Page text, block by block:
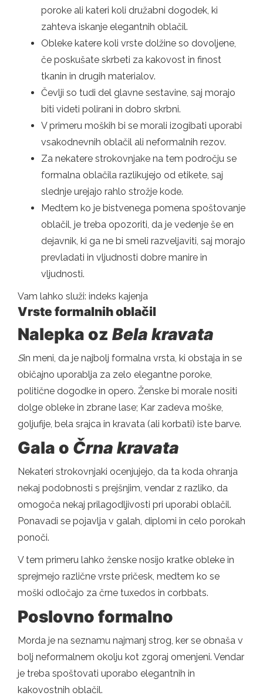
poroke ali kateri koli družabni dogodek, ki
zahteva iskanje elegantnih oblačil.
Obleke katere koli vrste dolžine so dovoljene,
če poskušate skrbeti za kakovost in finost
tkanin in drugih materialov.
Čevlji so tudi del glavne sestavine, saj morajo
biti videti polirani in dobro skrbni.
V primeru moških bi se morali izogibati uporabi
vsakodnevnih oblačil ali neformalnih rezov.
Za nekatere strokovnjake na tem področju se
formalna oblačila razlikujejo od etikete, saj
slednje urejajo rahlo strožje kode.
Medtem ko je bistvenega pomena spoštovanje
oblačil, je treba opozoriti, da je vedenje še en
dejavnik, ki ga ne bi smeli razveljaviti, saj morajo
prevladati in vljudnosti dobre manire in
vljudnosti.
Vam lahko služi: indeks kajenja
Vrste formalnih oblačil
Nalepka oz Bela kravata
Sin meni, da je najbolj formalna vrsta, ki obstaja in se
običajno uporablja za zelo elegantne poroke,
politične dogodke in opero. Ženske bi morale nositi
dolge obleke in zbrane lase; Kar zadeva moške,
goljufije, bela srajca in kravata (ali korbati) iste barve.
Gala o Črna kravata
Nekateri strokovnjaki ocenjujejo, da ta koda ohranja
nekaj podobnosti s prejšnjim, vendar z razliko, da
omogoča nekaj prilagodljivosti pri uporabi oblačil.
Ponavadi se pojavlja v galah, diplomi in celo porokah
ponoči.
V tem primeru lahko ženske nosijo kratke obleke in
sprejmejo različne vrste pričesk, medtem ko se
moški odločajo za črne tuxedos in corbbats.
Poslovno formalno
Morda je na seznamu najmanj strog, ker se obnaša v
bolj neformalnem okolju kot zgoraj omenjeni. Vendar
je treba spoštovati uporabo elegantnih in
kakovostnih oblačil.